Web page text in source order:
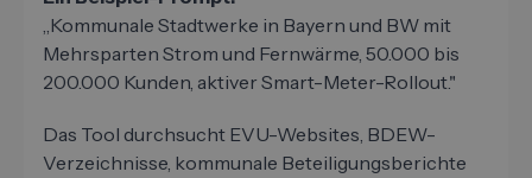
„Kommunale Stadtwerke in Bayern und BW mit
Mehrsparten Strom und Fernwärme, 50.000 bis
200.000 Kunden, aktiver Smart-Meter-Rollout."
Das Tool durchsucht EVU-Websites, BDEW-
Verzeichnisse, kommunale Beteiligungsberichte